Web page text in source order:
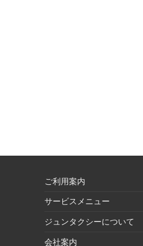
ご利用案内
サービスメニュー
ジュンタクシーについて
会社案内